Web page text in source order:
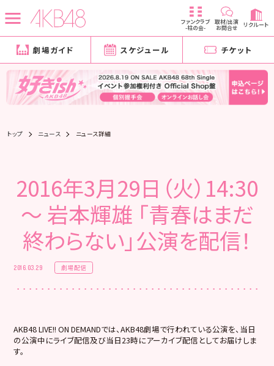
ファンクラブ
-柱の会-
取材/出演
お問合せ リクルート
劇場ガイド スケジュール チケット
トップ ニュース ニュース詳細
2016年3月29日（火）14:30
～ 岩本輝雄 「青春はまだ
終わらない」公演を配信！
2016.03.29 劇場配信
AKB48 LIVE!! ON DEMANDでは、AKB48劇場で行われている公演を、当日
の公演中にライブ配信及び当日23時にアーカイブ配信としてお届けしま
す。